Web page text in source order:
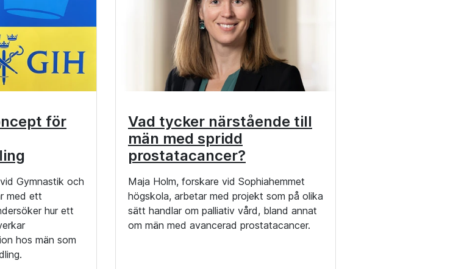
för
Gymnastik och
med ett
hur ett
hos män som
Vad tycker närstående till
män med spridd
prostatacancer?
Maja Holm, forskare vid Sophiahemmet
högskola, arbetar med projekt som på olika
sätt handlar om palliativ vård, bland annat
om män med avancerad prostatacancer.